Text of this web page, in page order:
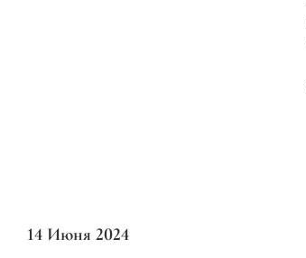
14 Июня 2024